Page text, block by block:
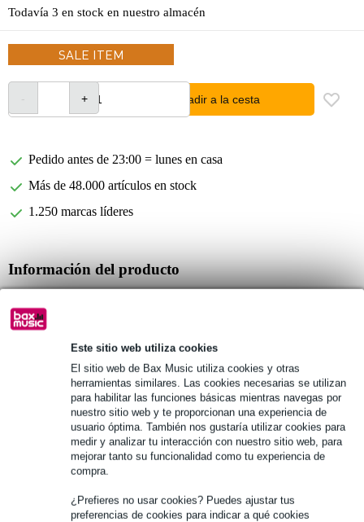
Este sitio web utiliza cookies
El sitio web de Bax Music utiliza cookies y otras
herramientas similares. Las cookies necesarias se utilizan
para habilitar las funciones básicas mientras navegas por
nuestro sitio web y te proporcionan una experiencia de
usuario óptima. También nos gustaría utilizar cookies para
medir y analizar tu interacción con nuestro sitio web, para
mejorar tanto su funcionalidad como tu experiencia de
compra.
¿Prefieres no usar cookies? Puedes ajustar tus
preferencias de cookies para indicar a qué cookies
Todavía 3 en stock en nuestro almacén
SALE ITEM
añadir a la cesta
Pedido antes de 23:00 = lunes en casa
Más de 48.000 artículos en stock
1.250 marcas líderes
Información del producto
serie: Rocket
tono: Si bemol
Especificaciones completas
Véase también (1)